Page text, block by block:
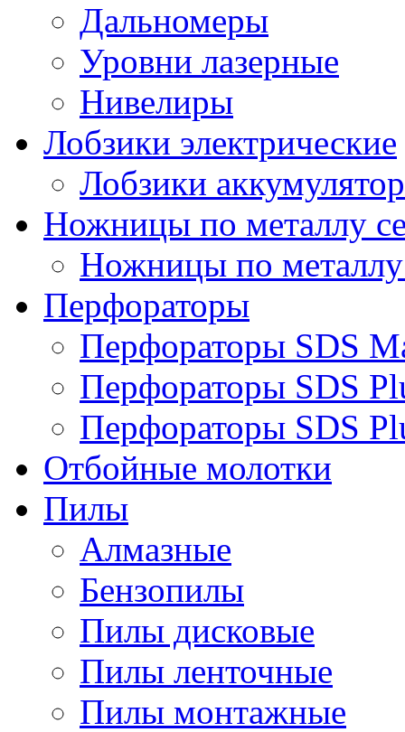
Дальномеры
Уровни лазерные
Нивелиры
Лобзики электрические
Лобзики
Ножницы по металлу
Ножницы по
Перфораторы
Перфораторы SDS
Перфораторы SDS
Перфораторы SDS
Отбойные молотки
Пилы
Алмазные
Бензопилы
Пилы дисковые
Пилы ленточные
Пилы монтажные